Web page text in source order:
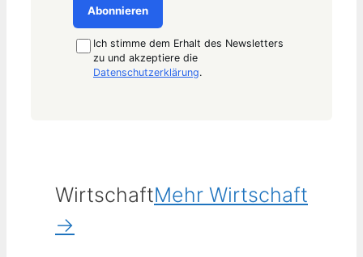
Abonnieren
Ich stimme dem Erhalt des Newsletters
zu und akzeptiere die
Datenschutzerklärung.
WirtschaftMehr Wirtschaft
→